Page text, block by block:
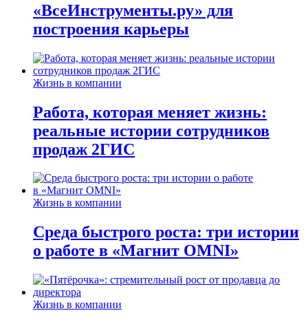
«ВсеИнструменты.ру» для
построения карьеры
Жизнь в компании
Работа, которая меняет жизнь:
реальные истории сотрудников
продаж 2ГИС
Жизнь в компании
Среда быстрого роста: три истории
о работе в «Магнит OMNI»
Жизнь в компании